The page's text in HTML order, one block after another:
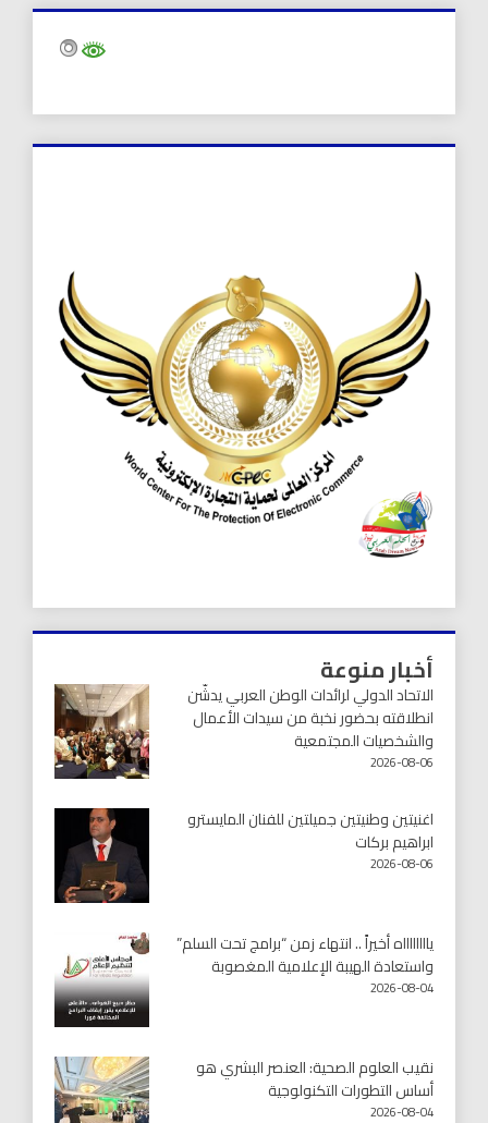
أخبار منوعة
الاتحاد الدولي لرائدات الوطن العربي يدشّن
انطلاقته بحضور نخبة من سيدات الأعمال
والشخصيات المجتمعية
2026-08-06
اغنيتين وطنيتين جميلتين للفنان المايسترو
ابراهيم بركات
2026-08-06
يااااااااه أخيراً .. انتهاء زمن “برامج تحت السلم”
واستعادة الهيبة الإعلامية المغصوبة
2026-08-04
نقيب العلوم الصحية: العنصر البشري هو
أساس التطورات التكنولوجية
2026-08-04